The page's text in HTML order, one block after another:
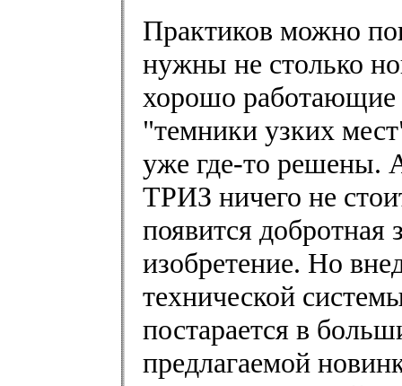
Практиков можно
нужны не столько
хорошо работающие
"темники узких
уже где-то решены.
ТРИЗ ничего не
появится добротная
изобретение. Но
технической
постарается в
предлагаемой